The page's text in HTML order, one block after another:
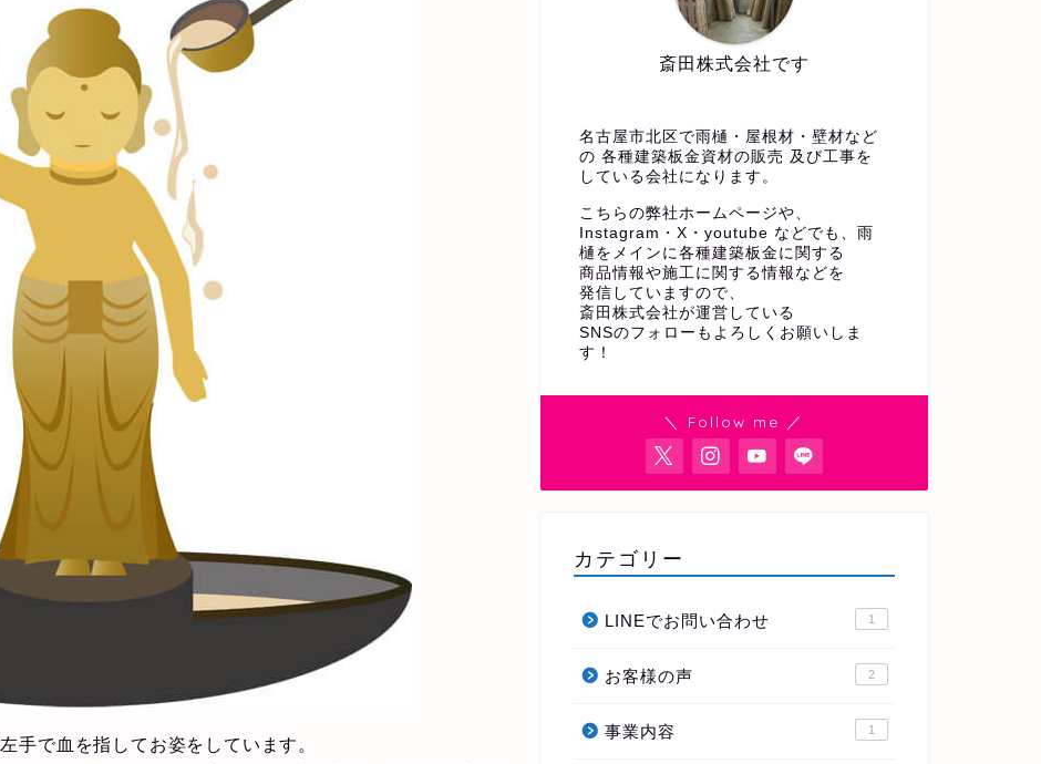
手で血を指してお姿をしています。
斎田株式会社です
名古屋市北区で雨樋・屋根材・壁材など
の 各種建築板金資材の販売 及び工事を
している会社になります。
こちらの弊社ホームページや、
Instagram・X・youtube などでも、雨
樋をメインに各種建築板金に関する
商品情報や施工に関する情報などを
発信していますので、
斎田株式会社が運営している
SNSのフォローもよろしくお願いしま
す！
＼ Follow me ／
カテゴリー
LINEでお問い合わせ 1
お客様の声 2
事業内容 1